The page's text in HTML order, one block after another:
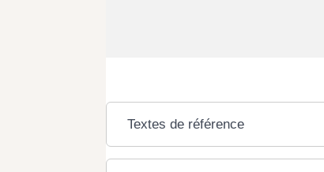
Textes de référence